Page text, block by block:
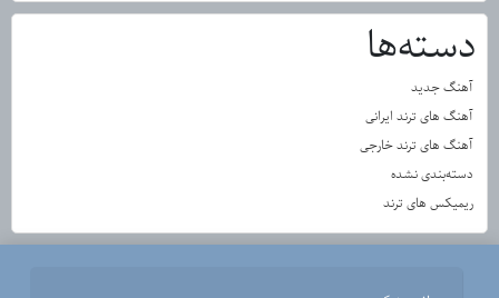
دسته‌ها
آهنگ جدید
آهنگ های ترند ایرانی
آهنگ های ترند خارجی
دسته‌بندی نشده
ریمیکس های ترند